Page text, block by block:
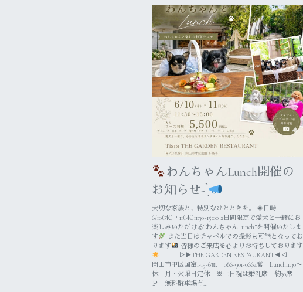
わんちゃんLunch開催の
お知らせ- ̗̀
大切な家族と、特別なひとときを。 ◈日時
6/10(水)・11(木)11:30~15:00 2日間限定で愛犬と一緒にお
楽しみいただける“わんちゃんLunch”を開催いたしま
す
‬ また当日はチャペルでの撮影も可能となってお
ります
皆様のご来店を心よりお待ちしております
▷▶THE GARDEN RESTAURANT◀◁
岡山市中区国富1-15-6℡ 086-901-0664営 Lunch11:30〜
休 月・火曜日定休 ※土日祝は婚礼席 約30席
Ｐ 無料駐車場有…